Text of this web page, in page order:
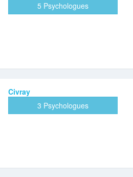
5 Psychologues
Civray
3 Psychologues